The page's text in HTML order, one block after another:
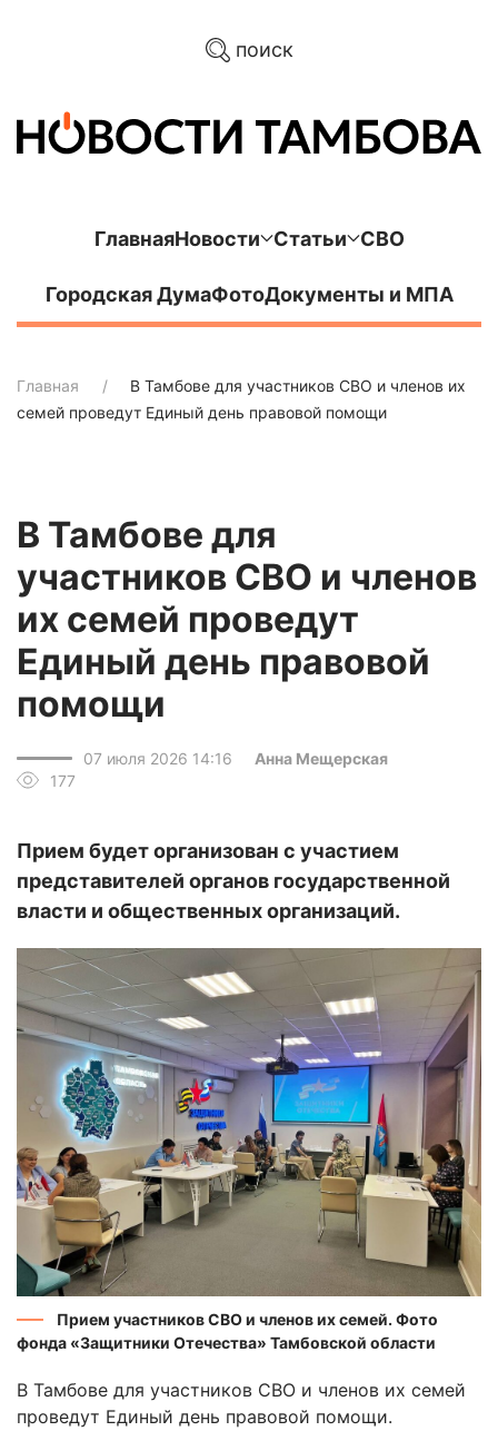
поиск
ГлавнаяНовости Статьи СВО
Городская ДумаФотоДокументы и МПА
Главная
В Тамбове для участников СВО и членов их
семей проведут Единый день правовой помощи
В Тамбове для
участников СВО и членов
их семей проведут
Единый день правовой
помощи
07 июля 2026 14:16
Анна Мещерская
177
Прием будет организован с участием
представителей органов государственной
власти и общественных организаций.
Прием участников СВО и членов их семей. Фото
фонда «Защитники Отечества» Тамбовской области
В Тамбове для участников СВО и членов их семей
проведут Единый день правовой помощи.